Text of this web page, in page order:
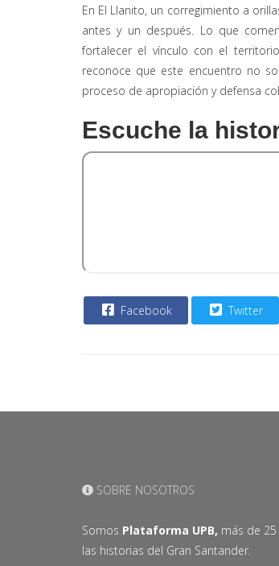
En El Llanito, un corregimiento a
antes y un después. Lo que
fortalecer el vínculo con el
reconoce que este encuentro no
proceso de apropiación y defensa
Escuche la
Facebook Twitter
SOBRE NOSOTROS
Somos Plataforma UPB, más de
las historias del Gran Santander.